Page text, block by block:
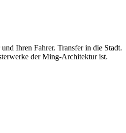
Ihren Fahrer. Transfer in die Stadt.
der Ming-Architektur ist.